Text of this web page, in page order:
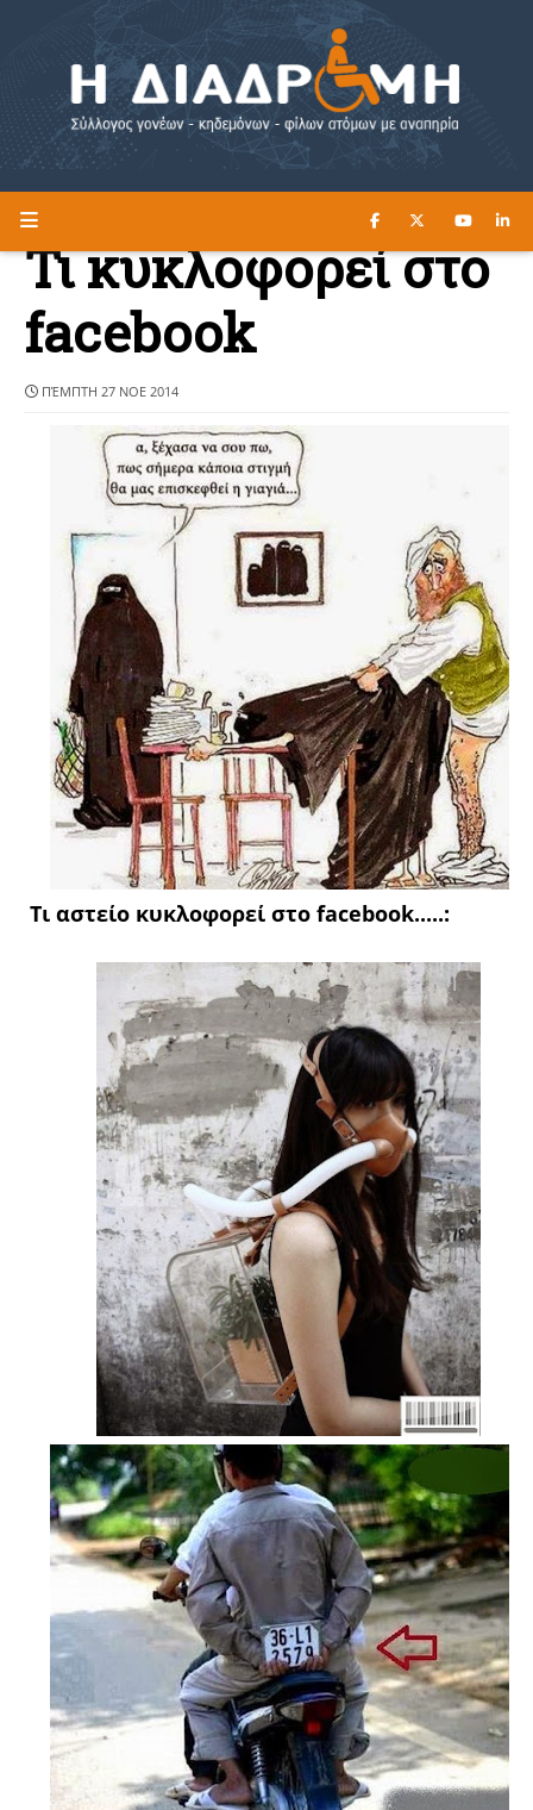
Η ΔΙΑΔΡΟΜΗ ΔΙΑΒΑΣΤΕ ΕΔΩ ►
Τι κυκλοφορεί στο
facebook
ΠΈΜΠΤΗ 27 ΝΟΕ 2014
Τι αστείο κυκλοφορεί στο facebook.....: